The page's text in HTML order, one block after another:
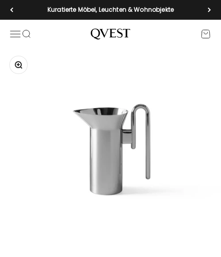
Zum Inhalt springenKuratierte Möbel, Leuchten & Wohnobjekte
Navigationsmenü öffnen
Suche öffnen qvest-de
Bild vergrößern